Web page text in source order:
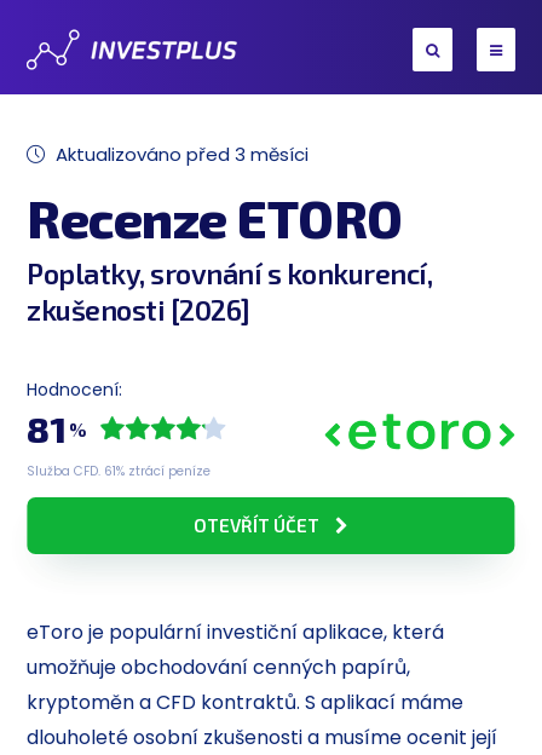
Aktualizováno před 3 měsíci
Recenze ETORO
Poplatky, srovnání s konkurencí,
zkušenosti [2026]
Hodnocení:
81 %
Služba CFD. 61% ztrácí peníze
OTEVŘÍT ÚČET
eToro je populární investiční aplikace, která
umožňuje obchodování cenných papírů,
kryptoměn a CFD kontraktů. S aplikací máme
dlouholeté osobní zkušenosti a musíme ocenit její